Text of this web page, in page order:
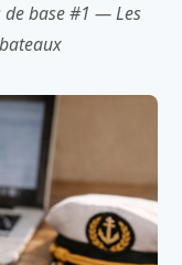
de base #1 — Les